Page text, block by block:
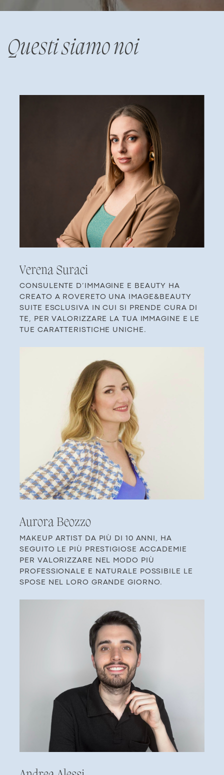
Questi siamo noi
Ve​rena Suraci
CONSULENTE D’IMMAGINE E BEAUTY HA ​
CREATO A ROVERETO UNA IMAGE&BEAUTY ​
SUITE ESCLUSIVA IN CUI SI PRENDE CURA DI ​
TE, PER VALORIZZARE LA TUA IMMAGINE E LE ​
TUE CARATTERISTICHE UNICHE.
Au​rora Beozzo
MAKEUP ARTIST DA PIÙ DI 10 ANNI, HA ​
SEGUITO LE PIÙ PRESTIGIOSE ACCADEMIE
PER ​VALORIZZARE NEL MODO PIÙ
PROFESSIONALE ​E NATURALE POSSIBILE LE
SPOSE NEL LORO ​GRA​NDE GIORNO.